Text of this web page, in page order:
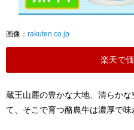
画像： rakuten.co.jp
楽天で
蔵王山麓の豊かな大地、清らか
て、そこで育つ酪農牛は濃厚で味